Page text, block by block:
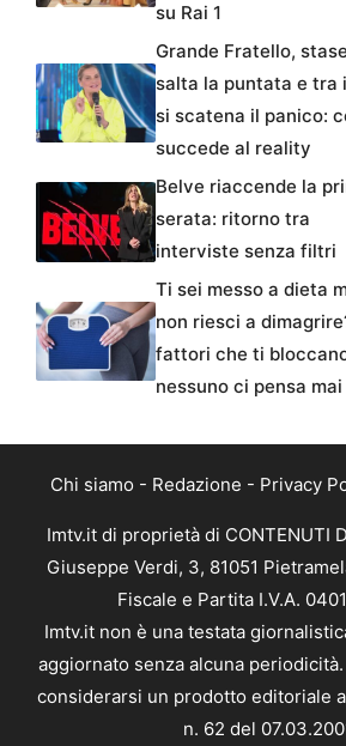
su Rai 1
Grande Fratello,
salta la puntata e tra
si scatena il panico:
succede al reality
Belve riaccende la
serata: ritorno tra
interviste senza filtri
Ti sei messo a dieta
non riesci a
fattori che ti
nessuno ci pensa mai
Chi siamo - Redazione - Privacy
Imtv.it di proprietà di CONTENUTI
Giuseppe Verdi, 3, 81051
Fiscale e Partita I.V.A.
Imtv.it non è una testata
aggiornato senza alcuna
considerarsi un prodotto editoriale
n. 62 del